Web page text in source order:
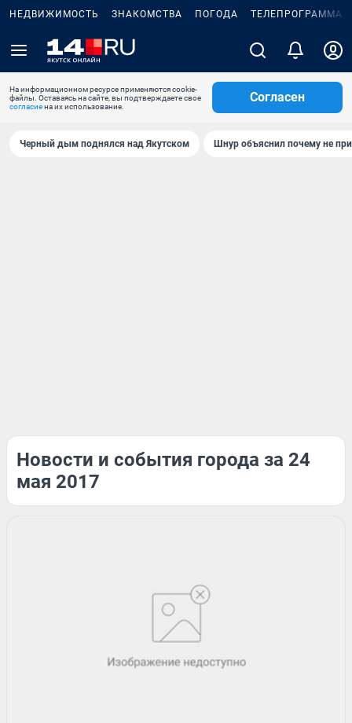
НЕДВИЖИМОСТЬ ЗНАКОМСТВА ПОГОДА ТЕЛЕПРОГРАММА
На информационном ресурсе применяются cookie-
файлы. Оставаясь на сайте, вы подтверждаете свое
согласиена их использование.
Согласен
Черный дым поднялся над Якутском Шнур объяснил почему не
Новости и события города за 24
мая 2017